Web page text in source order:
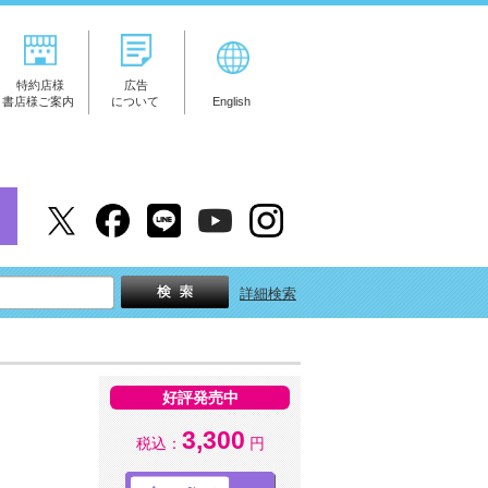
特約店様
書店様ご案内
広告
について
English
詳細検索
好評発売中
税込： 3,300 円